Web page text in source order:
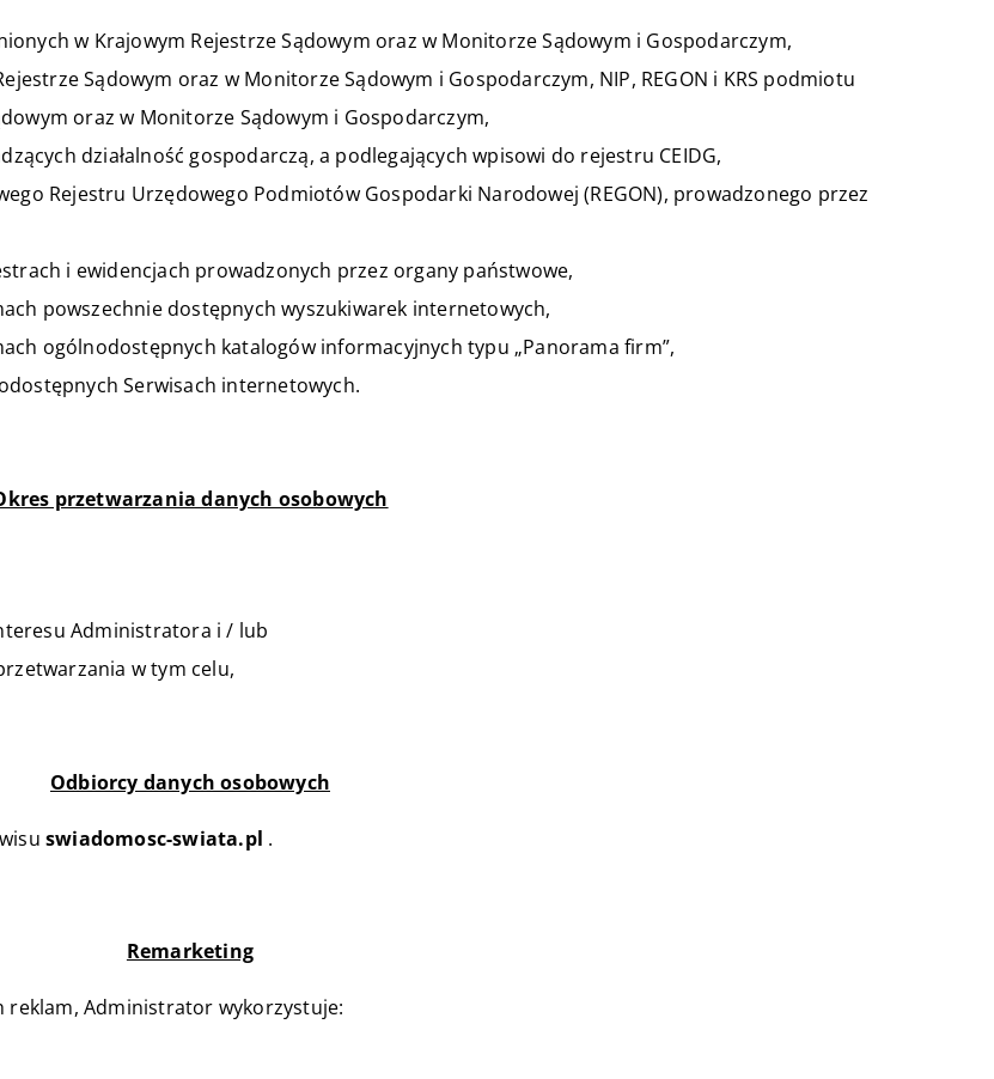
w Krajowym Rejestrze Sądowym oraz w Monitorze Sądowym i Gospodarczym,
Sądowym oraz w Monitorze Sądowym i Gospodarczym, NIP, REGON i KRS podmiotu
oraz w Monitorze Sądowym i Gospodarczym,
działalność gospodarczą, a podlegających wpisowi do rejestru CEIDG,
Rejestru Urzędowego Podmiotów Gospodarki Narodowej (REGON), prowadzonego przez
i ewidencjach prowadzonych przez organy państwowe,
powszechnie dostępnych wyszukiwarek internetowych,
ogólnodostępnych katalogów informacyjnych typu „Panorama firm”,
Serwisach internetowych.
przetwarzania danych osobowych
Administratora i / lub
w tym celu,
Odbiorcy danych osobowych
swiadomosc-swiata.pl .
Remarketing
reklam, Administrator wykorzystuje: